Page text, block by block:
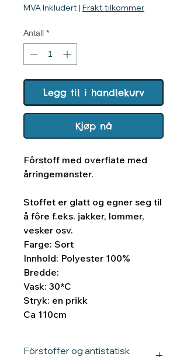
MVA Inkludert | Frakt tilkommer
Antall *
Legg til i handlekurv
Kjøp nå
Fôrstoff med overflate med
årringemønster.
Stoffet er glatt og egner seg til
å fôre f.eks. jakker, lommer,
vesker osv.
Farge: Sort
Innhold: Polyester 100%
Bredde:
Vask: 30*C
Stryk: en prikk
Ca 110cm
Förstoffer og antistatisk